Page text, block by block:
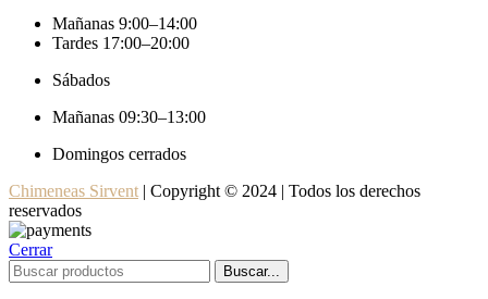
Mañanas 9:00–14:00
Tardes 17:00–20:00
Sábados
Mañanas 09:30–13:00
Domingos cerrados
Chimeneas Sirvent | Copyright © 2024 | Todos los derechos
reservados
Cerrar
Buscar...